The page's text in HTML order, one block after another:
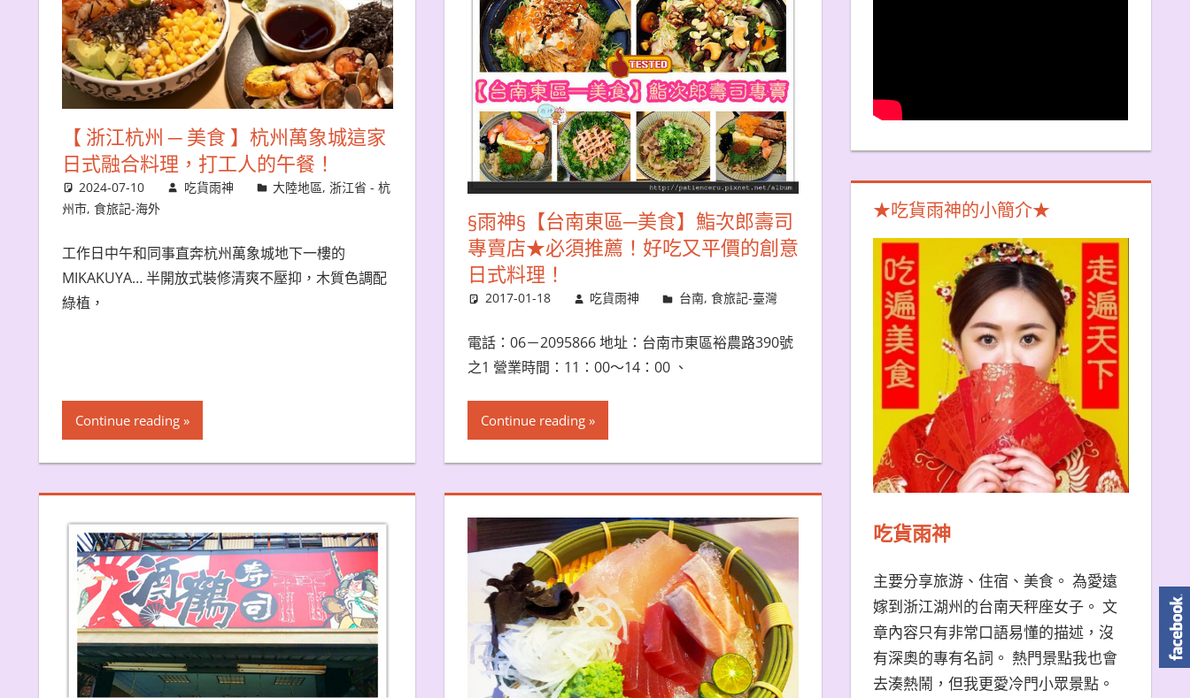
【 浙江杭州 ─ 美食 】杭州萬象城這家
日式融合料理，打工人的午餐！
2024-07-10 吃貨雨神 大陸地區,浙江省 - 杭
州市, 食旅記-海外
工作日中午和同事直奔杭州萬象城地下一樓的
MIKAKUYA… 半開放式裝修清爽不壓抑，木質色調配
綠植，
Continue reading
§雨神§【台南東區─美食】鮨次郎壽司
專賣店★必須推薦！好吃又平價的創意
日式料理！
2017-01-18 吃貨雨神 台南, 食旅記-臺灣
電話：06－2095866 地址：台南市東區裕農路390號
之1 營業時間：11：00～14：00 、
Continue reading
★吃貨雨神的小簡介★
吃貨雨神
主要分享旅游、住宿、美食。 為愛遠
嫁到浙江湖州的台南天秤座女子。 文
章內容只有非常口語易懂的描述，沒
有深奧的專有名詞。 熱門景點我也會
去湊熱鬧，但我更愛冷門小眾景點。